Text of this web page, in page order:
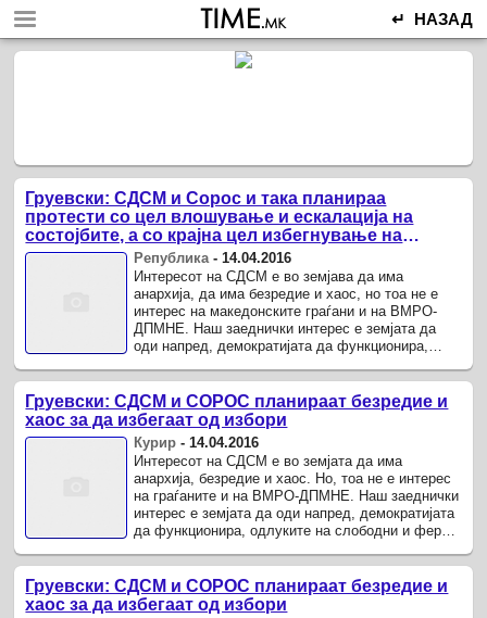
↵ НАЗАД
Груевски: СДСМ и Сорос и така планираа
протести со цел влошување и ескалација на
состојбите, а со крајна цел избегнување на
изборите
Република - 14.04.2016
Интересот на СДСМ е во земјава да има
анархија, да има безредие и хаос, но тоа не е
интерес на македонските граѓани и на ВМРО-
ДПМНЕ. Наш заеднички интерес е земјата да
оди напред, демократијата да функционира,
Груевски: СДСМ и СОРОС планираат безредие и
хаос за да избегаат од избори
Курир - 14.04.2016
Интересот на СДСМ е во земјата да има
анархија, безредие и хаос. Но, тоа не е интерес
на граѓаните и на ВМРО-ДПМНЕ. Наш заеднички
интерес е земјата да оди напред, демократијата
да функционира, одлуките на слободни и фер
Груевски: СДСМ и СОРОС планираат безредие и
хаос за да избегаат од избори